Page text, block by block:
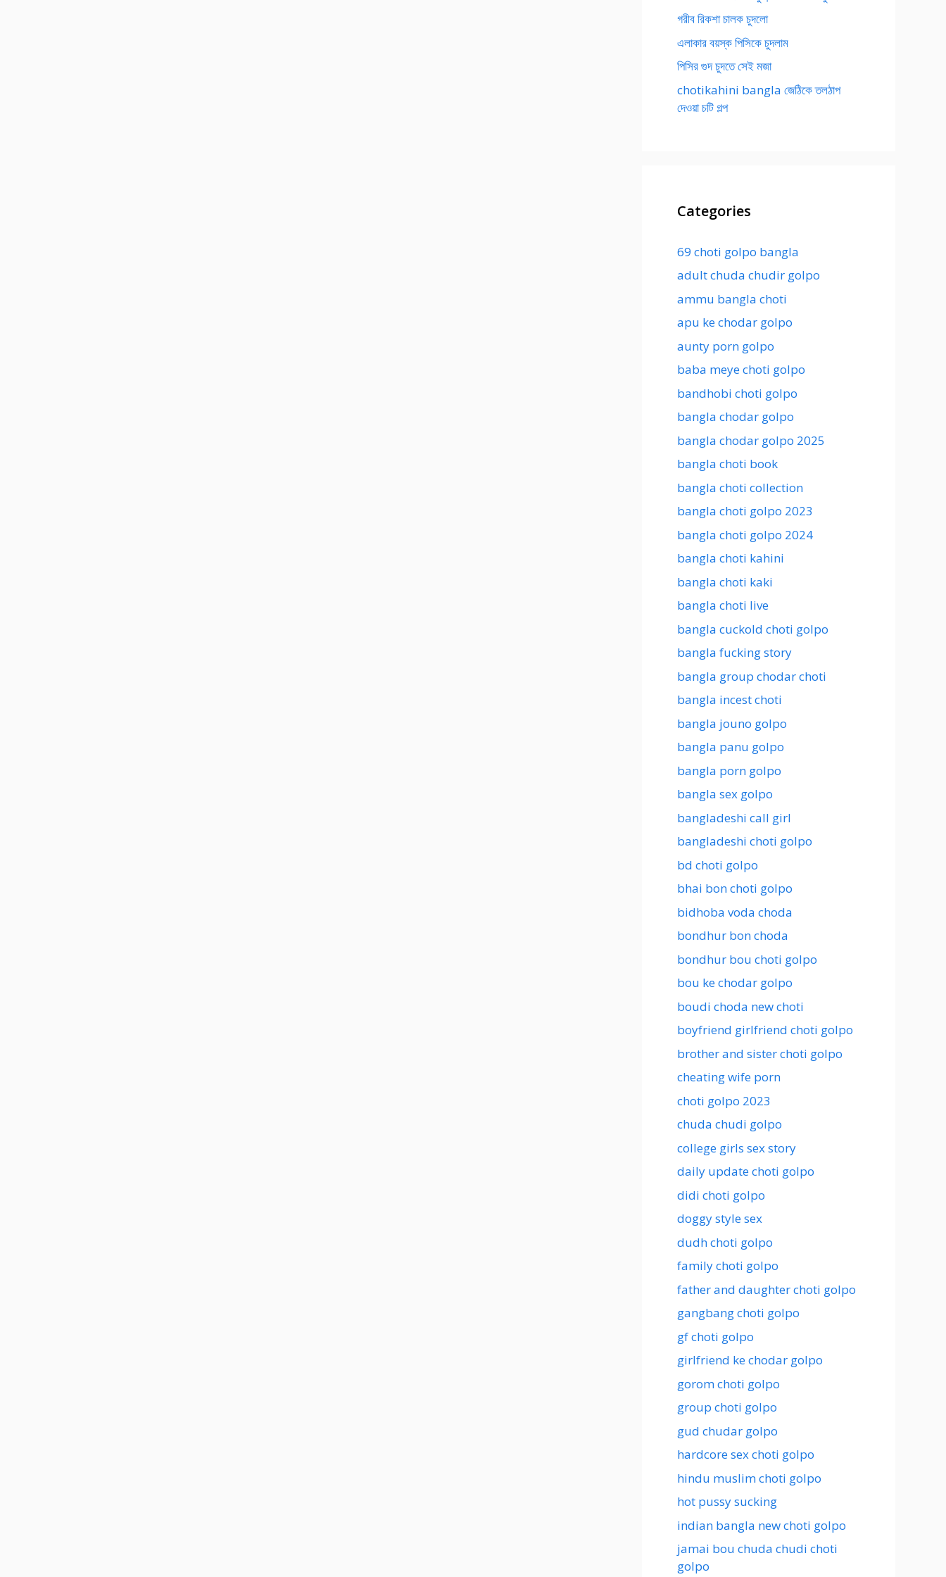
গরীব রিকশা চালক চুদলো
এলাকার বয়স্ক পিসিকে চুদলাম
পিসির গুদ চুদতে সেই মজা
chotikahini bangla জেঠিকে তলঠাপ
দেওয়া চটি গল্প
Categories
69 choti golpo bangla
adult chuda chudir golpo
ammu bangla choti
apu ke chodar golpo
aunty porn golpo
baba meye choti golpo
bandhobi choti golpo
bangla chodar golpo
bangla chodar golpo 2025
bangla choti book
bangla choti collection
bangla choti golpo 2023
bangla choti golpo 2024
bangla choti kahini
bangla choti kaki
bangla choti live
bangla cuckold choti golpo
bangla fucking story
bangla group chodar choti
bangla incest choti
bangla jouno golpo
bangla panu golpo
bangla porn golpo
bangla sex golpo
bangladeshi call girl
bangladeshi choti golpo
bd choti golpo
bhai bon choti golpo
bidhoba voda choda
bondhur bon choda
bondhur bou choti golpo
bou ke chodar golpo
boudi choda new choti
boyfriend girlfriend choti golpo
brother and sister choti golpo
cheating wife porn
choti golpo 2023
chuda chudi golpo
college girls sex story
daily update choti golpo
didi choti golpo
doggy style sex
dudh choti golpo
family choti golpo
father and daughter choti golpo
gangbang choti golpo
gf choti golpo
girlfriend ke chodar golpo
gorom choti golpo
group choti golpo
gud chudar golpo
hardcore sex choti golpo
hindu muslim choti golpo
hot pussy sucking
indian bangla new choti golpo
jamai bou chuda chudi choti
golpo